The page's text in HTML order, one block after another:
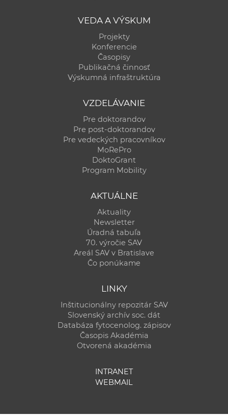
VEDA A VÝSKUM
Projekty
Konferencie
Časopisy
Publikačná činnosť
Výskumná infraštruktúra
VZDELÁVANIE
Pre doktorandov
Pre post-doktorandov
Pre vedeckých pracovníkov
MoRePro
DoktoGrant
Program Mobility
AKTUÁLNE
Aktuality
Newsletter
Úradná tabuľa
70. výročie SAV
Areál SAV v Bratislave
Čo ponúkame
LINKY
Inštitucionálny repozitár SAV
Slovenský archív soc. dát
Databáza fytocenolog. zápisov
Časopis Akadémia
Otvorená akadémia
INTRANET
WEBMAIL